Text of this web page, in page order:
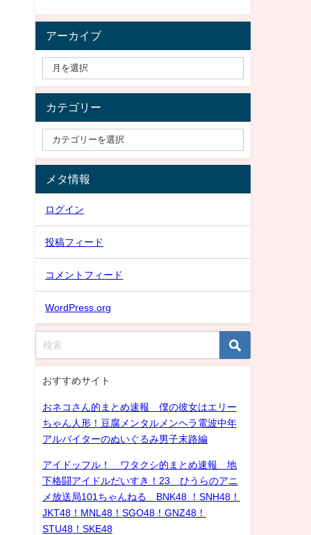
アーカイブ
カテゴリー
メタ情報
ログイン
投稿フィード
コメントフィード
WordPress.org
おすすめサイト
おネコさん的まとめ速報 僕の彼女はエリー
ちゃん人形！豆腐メンタルメンヘラ電波中年
アルバイターのぬいぐるみ男子末路編
アイドッフル！ ワタクシ的まとめ速報 地
下格闘アイドルだいすき！23 ひうらのアニ
メ放送局101ちゃんねる BNK48 ！SNH48！
JKT48！MNL48！SGO48！GNZ48！
STU48！SKE48